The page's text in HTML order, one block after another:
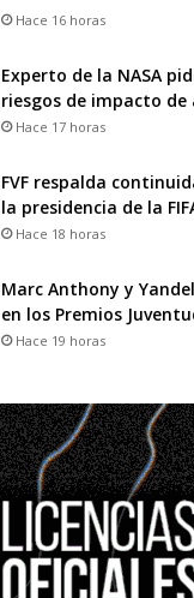
Hace 16 horas
Experto de la NASA
riesgos de impacto de
Hace 17 horas
FVF respalda
la presidencia de la
Hace 18 horas
Marc Anthony y
en los Premios
Hace 19 horas